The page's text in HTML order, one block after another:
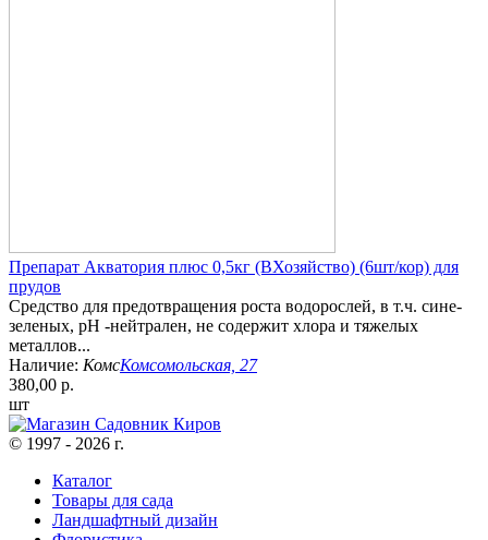
Препарат Акватория плюс 0,5кг (ВХозяйство) (6шт/кор) для
прудов
Средство для предотвращения роста водорослей, в т.ч. сине-
зеленых, pH -нейтрален, не содержит хлора и тяжелых
металлов...
Наличие: КомсКомсомольская, 27
380,00 р.
шт
© 1997 - 2026 г.
Каталог
Товары для сада
Ландшафтный дизайн